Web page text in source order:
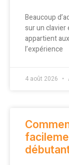
Beaucoup
sur un clavier
appartient
l’expérience
4 août 2026